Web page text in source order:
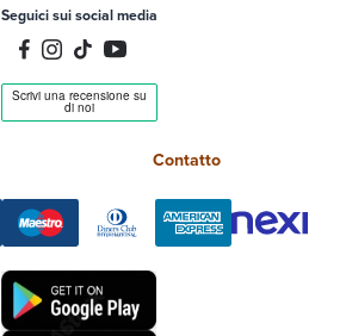
Seguici sui social media
Contatto